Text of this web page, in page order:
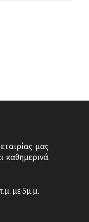
μας
καθημερινά
με 5μ.μ.